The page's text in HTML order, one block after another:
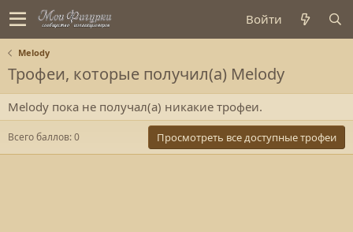
Войти
Melody
Трофеи, которые получил(а) Melody
Melody пока не получал(а) никакие трофеи.
Всего баллов: 0 Просмотреть все доступные трофеи